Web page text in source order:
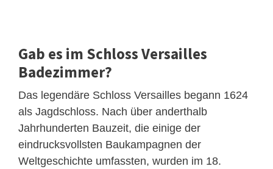
Gab es im Schloss Versailles
Badezimmer?
Das legendäre Schloss Versailles begann 1624
als Jagdschloss. Nach über anderthalb
Jahrhunderten Bauzeit, die einige der
eindrucksvollsten Baukampagnen der
Weltgeschichte umfassten, wurden im 18.